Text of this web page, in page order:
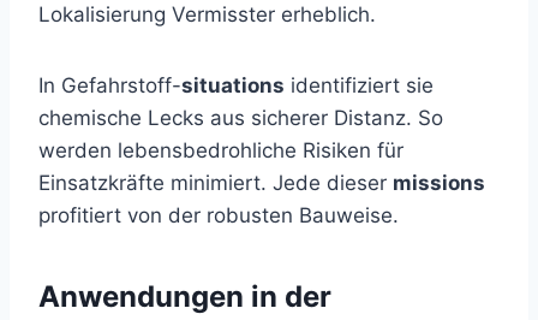
Lokalisierung Vermisster erheblich.
In Gefahrstoff-situations identifiziert sie
chemische Lecks aus sicherer Distanz. So
werden lebensbedrohliche Risiken für
Einsatzkräfte minimiert. Jede dieser missions
profitiert von der robusten Bauweise.
Anwendungen in der